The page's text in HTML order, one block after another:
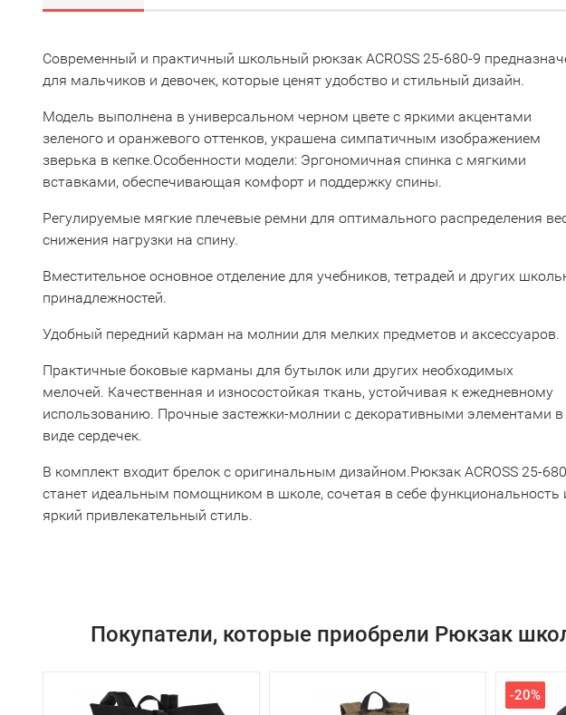
Современный и практичный школьный рюкзак ACROSS 25-680-9
для мальчиков и девочек, которые ценят удобство и стильный дизайн.
Модель выполнена в универсальном черном цвете с яркими акцентами
зеленого и оранжевого оттенков, украшена симпатичным изображением
зверька в кепке.Особенности модели: Эргономичная спинка с мягкими
вставками, обеспечивающая комфорт и поддержку спины.
Регулируемые мягкие плечевые ремни для оптимального распределения
снижения нагрузки на спину.
Вместительное основное отделение для учебников, тетрадей и других
принадлежностей.
Удобный передний карман на молнии для мелких предметов и аксессуаров.
Практичные боковые карманы для бутылок или других необходимых
мелочей. Качественная и износостойкая ткань, устойчивая к ежедневному
использованию. Прочные застежки-молнии с декоративными элементами в
виде сердечек.
В комплект входит брелок с оригинальным дизайном.Рюкзак ACROSS 25-
станет идеальным помощником в школе, сочетая в себе функциональность
яркий привлекательный стиль.
Покупатели, которые приобрели Рюкзак
-20%